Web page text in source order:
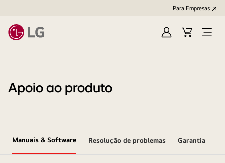
Para Empresas
IniciarCart
Open
Apoio ao produto
Manuais & Software Resolução de problemas Garantia